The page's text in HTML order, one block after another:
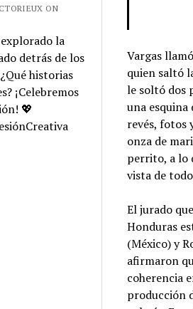
ON
la
detrás de los
historias
¡Celebremos
💖
Vargas
quien saltó
le soltó dos
una esquina
revés, fotos
onza de
perrito, a lo
vista de
El jurado
Honduras
(México) y
afirmaron
coherencia
producción